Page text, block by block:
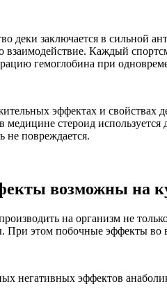
деки заключается в сильной
Каждый
гемоглобина при
эффектах и свойствах
стероид
не повреждается.
возможны на
на организм не
При этом побочные эффекты во
негативных эффектов